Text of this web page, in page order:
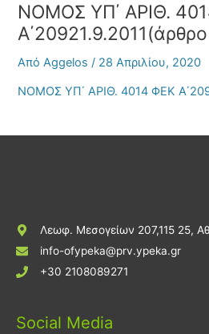
ΝΟΜΟΣ ΥΠ΄ ΑΡΙΘ.
ΑπόAggelos/ 28 Απριλίου, 2020
ΝΟΜΟΣ ΥΠ΄ ΑΡΙΘ. 4014 ΦΕΚ
Λεωφ. Μεσογείων 207,115 25,
info-ofypeka@prv.ypeka.gr
+30 2108089271
Social Media